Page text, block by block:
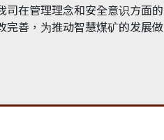
在管理理念和安全意识方面
善，为推动智慧煤矿的发展做